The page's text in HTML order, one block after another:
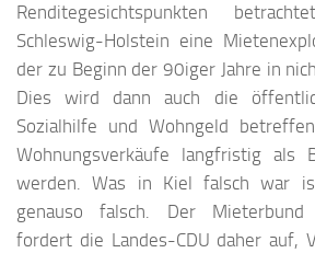
Renditegesichtspunkten
Schleswig-Holstein eine
der zu Beginn der 90iger Jahre in
Dies wird dann auch die
Sozialhilfe und Wohngeld
Wohnungsverkäufe langfristig als
werden. Was in Kiel falsch war
genauso falsch. Der Mieterbund
fordert die Landes-CDU daher auf,